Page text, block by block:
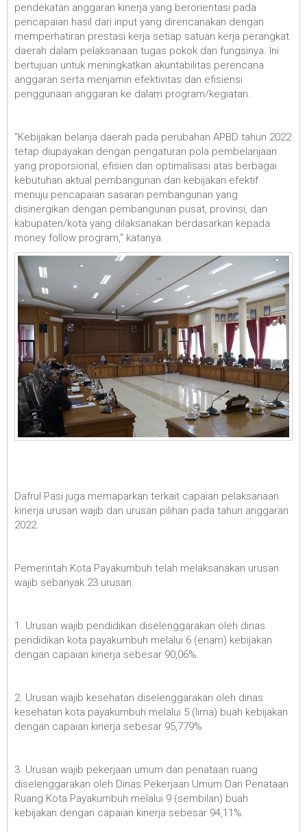
pendekatan anggaran kinerja yang berorientasi pada
pencapaian hasil dari input yang direncanakan dengan
memperhatiran prestasi kerja setiap satuan kerja perangkat
daerah dalam pelaksanaan tugas pokok dan fungsinya. Ini
bertujuan untuk meningkatkan akuntabilitas perencana
anggaran serta menjamin efektivitas dan efisiensi
penggunaan anggaran ke dalam program/kegiatan.
"Kebijakan belanja daerah pada perubahan APBD tahun 2022
tetap diupayakan dengan pengaturan pola pembelanjaan
yang proporsional, efisien dan optimalisasi atas berbagai
kebutuhan aktual pembangunan dan kebijakan efektif
menuju pencapaian sasaran pembangunan yang
disinergikan dengan pembangunan pusat, provinsi, dan
kabupaten/kota yang dilaksanakan berdasarkan kepada
money follow program," katanya.
Dafrul Pasi juga memaparkan terkait capaian pelaksanaan
kinerja urusan wajib dan urusan pilihan pada tahun anggaran
2022.
Pemerintah Kota Payakumbuh telah melaksanakan urusan
wajib sebanyak 23 urusan.
1. Urusan wajib pendidikan diselenggarakan oleh dinas
pendidikan kota payakumbuh melalui 6 (enam) kebijakan
dengan capaian kinerja sebesar 90,06%.
2. Urusan wajib kesehatan diselenggarakan oleh dinas
kesehatan kota payakumbuh melalui 5 (lima) buah kebijakan
dengan capaian kinerja sebesar 95,779%
3. Urusan wajib pekerjaan umum dan penataan ruang
diselenggarakan oleh Dinas Pekerjaan Umum Dan Penataan
Ruang Kota Payakumbuh melalui 9 (sembilan) buah
kebijakan dengan capaian kinerja sebesar 94,11%.